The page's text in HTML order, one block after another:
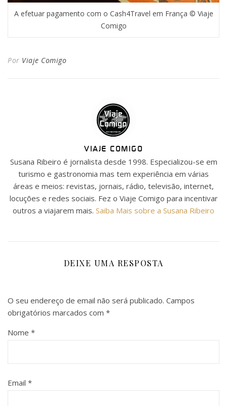
A efetuar pagamento com o Cash4Travel em França © Viaje
Comigo
Por Viaje Comigo
VIAJE COMIGO
Susana Ribeiro é jornalista desde 1998. Especializou-se em
turismo e gastronomia mas tem experiência em várias
áreas e meios: revistas, jornais, rádio, televisão, internet,
locuções e redes sociais. Fez o Viaje Comigo para incentivar
outros a viajarem mais. Saiba Mais sobre a Susana Ribeiro
DEIXE UMA RESPOSTA
O seu endereço de email não será publicado. Campos
obrigatórios marcados com *
Nome *
Email *